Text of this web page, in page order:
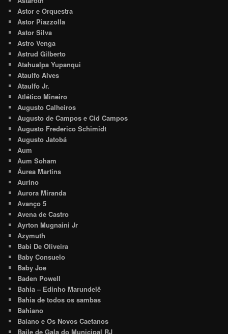
Astor e Orquestra
Astor Piazzolla
Astor Silva
Astro Venga
Astrud Gilberto
Atahualpa Yupanqui
Ataulfo Alves
Ataulfo Jr.
Atlético Mineiro
Augusto Calheiros
Augusto de Campos e Cid Campos
Augusto Frederico Schimidt
Augusto Jatobá
Aum
Aum Soham
Áurea Martins
Aurino
Aurora Miranda
Avanço 5
Avena de Castro
Ayrton Mugnaini Jr
Azymuth
Babi De Oliveira
Baby Consuelo
Baby Joe
Baden Powell
Bahia – Edinho Marundelê
Bahia de todos os sambas
Bahiano
Baiano e Os Novos Caetanos
Baile de Gala do Municipal RJ